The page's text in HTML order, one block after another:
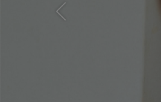
Previous